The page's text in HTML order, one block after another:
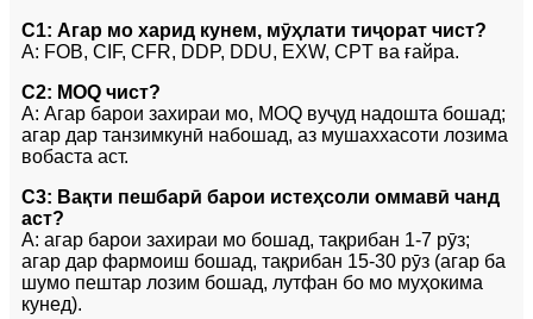
С1: Агар мо харид кунем, мӯҳлати тиҷорат чист?
A: FOB, CIF, CFR, DDP, DDU, EXW, CPT ва ғайра.
С2: MOQ чист?
A: Агар барои захираи мо, MOQ вуҷуд надошта бошад;
агар дар танзимкунӣ набошад, аз мушаххасоти лозима
вобаста аст.
С3: Вақти пешбарӣ барои истеҳсоли оммавӣ чанд
аст?
A: агар барои захираи мо бошад, тақрибан 1-7 рӯз;
агар дар фармоиш бошад, тақрибан 15-30 рӯз (агар ба
шумо пештар лозим бошад, лутфан бо мо муҳокима
кунед).